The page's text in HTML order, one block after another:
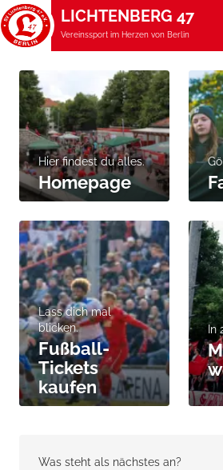
LICHTENBERG 47
Vereinssport im Herzen von Berlin
Hier findest du alles.
Homepage
Lass dich mal
blicken.
Fußball-
Tickets
kaufen
In
Was steht als nächstes an?